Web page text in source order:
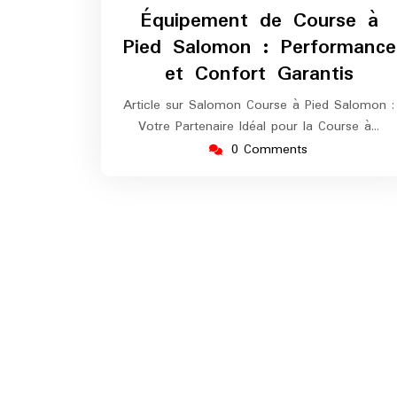
février
2025
Équipement de Course à
Pied Salomon : Performance
et Confort Garantis
Article sur Salomon Course à Pied Salomon :
Votre Partenaire Idéal pour la Course à…
0 Comments